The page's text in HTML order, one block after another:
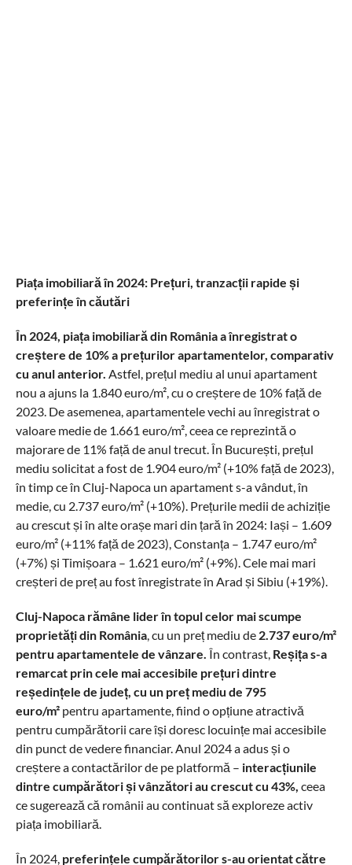
Piața imobiliară în 2024: Prețuri, tranzacții rapide și
preferințe în căutări
În 2024, piața imobiliară din România a înregistrat o
creștere de 10% a prețurilor apartamentelor, comparativ
cu anul anterior. Astfel, prețul mediu al unui apartament
nou a ajuns la 1.840 euro/m², cu o creștere de 10% față de
2023. De asemenea, apartamentele vechi au înregistrat o
valoare medie de 1.661 euro/m², ceea ce reprezintă o
majorare de 11% față de anul trecut. În București, prețul
mediu solicitat a fost de 1.904 euro/m² (+10% față de 2023),
în timp ce în Cluj-Napoca un apartament s-a vândut, în
medie, cu 2.737 euro/m² (+10%). Prețurile medii de achiziție
au crescut și în alte orașe mari din țară în 2024: Iași – 1.609
euro/m² (+11% față de 2023), Constanța – 1.747 euro/m²
(+7%) și Timișoara – 1.621 euro/m² (+9%). Cele mai mari
creșteri de preț au fost înregistrate în Arad și Sibiu (+19%).
Cluj-Napoca rămâne lider în topul celor mai scumpe
proprietăți din România, cu un preț mediu de 2.737 euro/m²
pentru apartamentele de vânzare. În contrast, Reșița s-a
remarcat prin cele mai accesibile prețuri dintre
reședințele de județ, cu un preț mediu de 795
euro/m²pentru apartamente, fiind o opțiune atractivă
pentru cumpărătorii care își doresc locuințe mai accesibile
din punct de vedere financiar. Anul 2024 a adus și o
creștere a contactărilor de pe platformă – interacțiunile
dintre cumpărători și vânzători au crescut cu 43%, ceea
ce sugerează că românii au continuat să exploreze activ
piața imobiliară.
În 2024, preferințele cumpărătorilor s-au orientat către